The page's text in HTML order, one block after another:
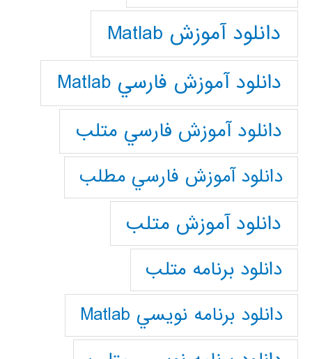
دانلود آموزش Matlab
دانلود آموزش فارسي Matlab
دانلود آموزش فارسي متلب
دانلود آموزش فارسي مطلب
دانلود آموزش متلب
دانلود برنامه متلب
دانلود برنامه نويسي Matlab